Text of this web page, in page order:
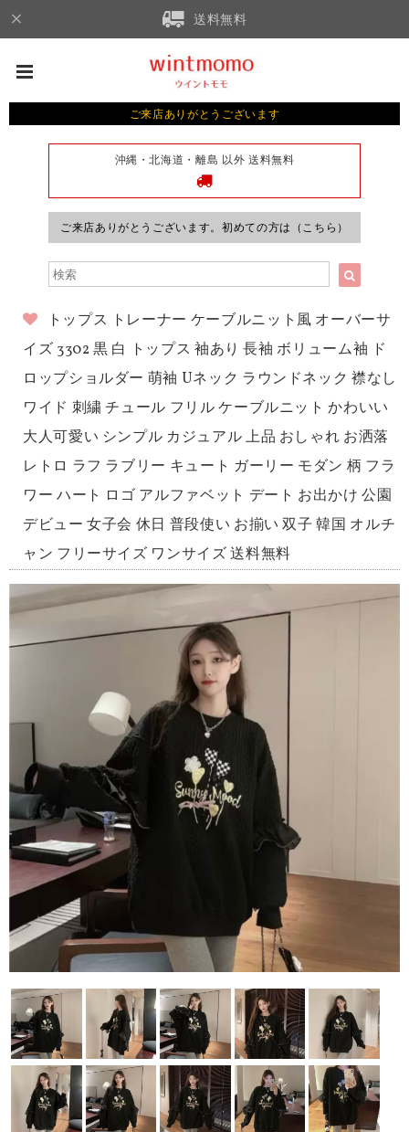
送料無料
ご来店ありがとうございます
沖縄・北海道・離島 以外 送料無料
ご来店ありがとうございます。初めての方は（こちら）
トップス トレーナー ケーブルニット風 オーバーサ
イズ 3302 黒 白 トップス 袖あり 長袖 ボリューム袖 ド
ロップショルダー 萌袖 Uネック ラウンドネック 襟なし
ワイド 刺繍 チュール フリル ケーブルニット かわいい
大人可愛い シンプル カジュアル 上品 おしゃれ お洒落
レトロ ラフ ラブリー キュート ガーリー モダン 柄 フラ
ワー ハート ロゴ アルファベット デート お出かけ 公園
デビュー 女子会 休日 普段使い お揃い 双子 韓国 オルチ
ャン フリーサイズ ワンサイズ 送料無料